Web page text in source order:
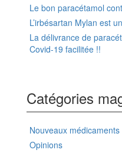
Le bon paracétamol
L’irbésartan Mylan est
La délivrance de
Covid-19 facilitée !!
Catégories
Nouveaux médicaments
Opinions